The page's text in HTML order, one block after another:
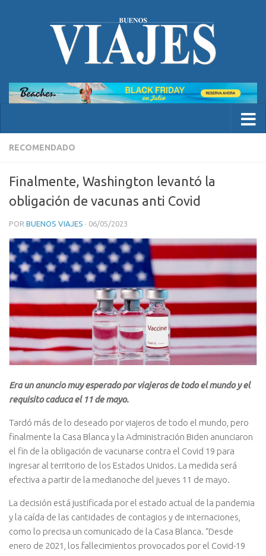
RECOMENDADO
Finalmente, Washington levantó la
obligación de vacunas anti Covid
POR BUENOS VIAJES · 06/05/2023
Era un anuncio muy esperado por viajeros de todo el mundo y el
requisito caduca el 11 de mayo.
Tardó más de lo deseado por viajeros de todo el mundo, pero
finalmente la Casa Blanca y la Administración Biden anunciaron
el fin de la obligación de vacunarse contra el Covid 19 para
ingresar al territorio de los Estados Unidos. La medida será
efectiva a partir de la medianoche del jueves 11 de mayo.
La decisión está justificada por el estado actual de la pandemia
y la caída de las cantidades de contagios y de internaciones,
como lo precisa un comunicado de la Casa Blanca. “Desde
enero de 2021, los fallecimientos provocados por el Covid-19